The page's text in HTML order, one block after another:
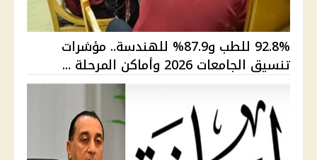
92.8% للطب و87.9% للهندسة.. مؤشرات
تنسيق الجامعات 2026 وأماكن المرحلة ...